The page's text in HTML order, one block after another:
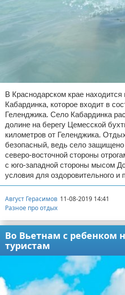
В Краснодарском крае
Кабардинка, которое входит в
Геленджика. Село Кабардинка
долине на берегу Цемесской
километров от Геленджика.
безопасный, ведь село
северо-восточной стороны
с юго-западной стороны мысом
условия для оздоровительного и
Август Герасимов 11-08-2019 14:41
Разное про отдых
Во Вьетнам с ребенком
туристам